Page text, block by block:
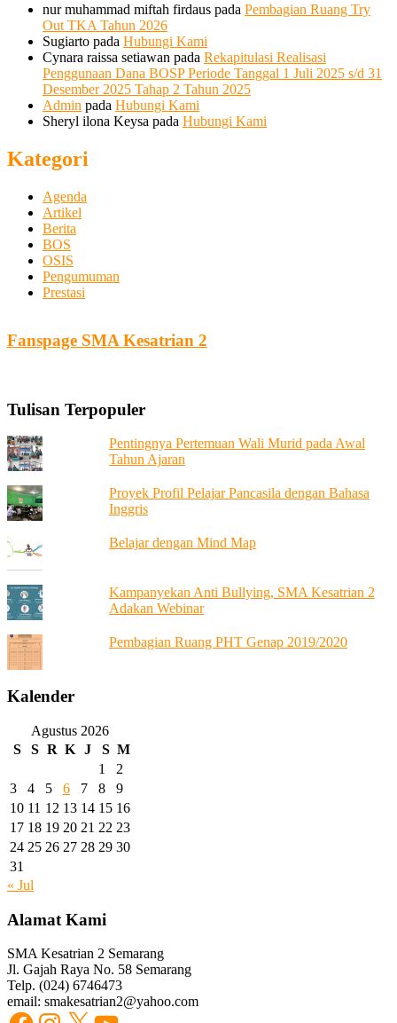
nur muhammad miftah firdaus pada Pembagian Ruang Try
Out TKA Tahun 2026
Sugiarto pada Hubungi Kami
Cynara raissa setiawan pada Rekapitulasi Realisasi
Penggunaan Dana BOSP Periode Tanggal 1 Juli 2025 s/d 31
Desember 2025 Tahap 2 Tahun 2025
Admin pada Hubungi Kami
Sheryl ilona Keysa pada Hubungi Kami
Kategori
Agenda
Artikel
Berita
BOS
OSIS
Pengumuman
Prestasi
Fanspage SMA Kesatrian 2
Tulisan Terpopuler
Pentingnya Pertemuan Wali Murid pada Awal
Tahun Ajaran
Proyek Profil Pelajar Pancasila dengan Bahasa
Inggris
Belajar dengan Mind Map
Kampanyekan Anti Bullying, SMA Kesatrian 2
Adakan Webinar
Pembagian Ruang PHT Genap 2019/2020
Kalender
Agustus 2026
S
S R K J S M
1
2
3
4 5 6 7 8
9
10 11 12 13 14 15 16
17 18 19 20 21 22 23
24 25 26 27 28 29 30
31
« Jul
Alamat Kami
SMA Kesatrian 2 Semarang
Jl. Gajah Raya No. 58 Semarang
Telp. (024) 6746473
email: smakesatrian2@yahoo.com
FacebookInstagram
X YouTube